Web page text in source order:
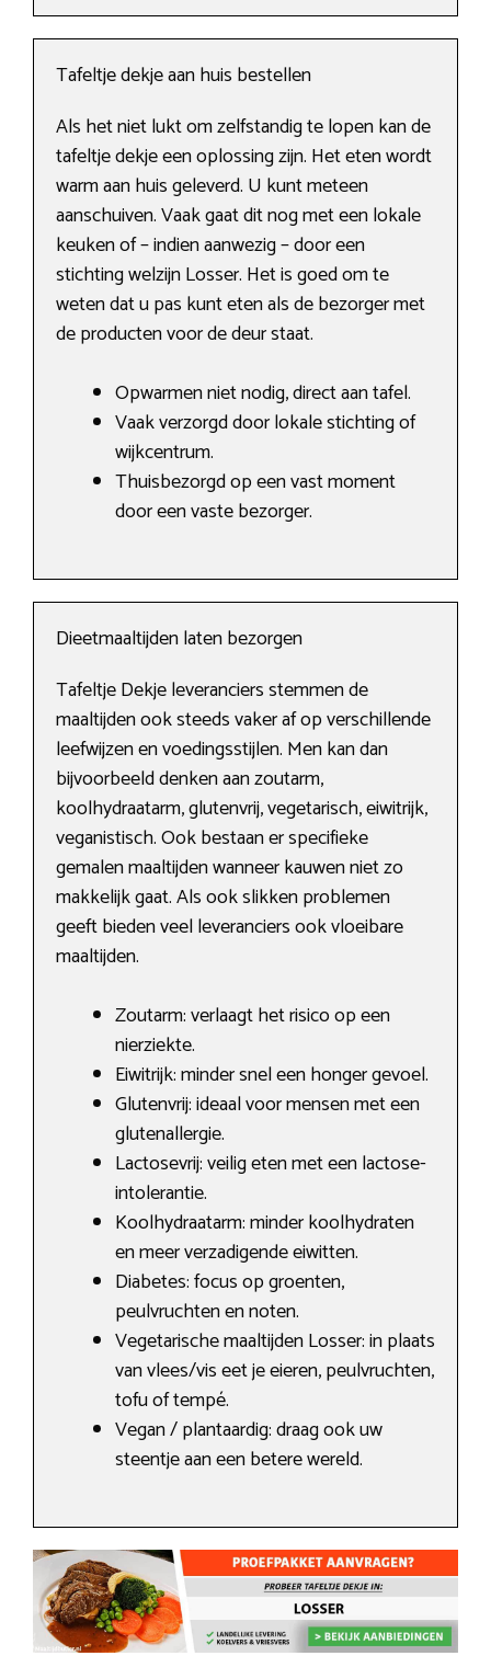
Tafeltje dekje aan huis bestellen
Als het niet lukt om zelfstandig te lopen kan de
tafeltje dekje een oplossing zijn. Het eten wordt
warm aan huis geleverd. U kunt meteen
aanschuiven. Vaak gaat dit nog met een lokale
keuken of – indien aanwezig – door een
stichting welzijn Losser. Het is goed om te
weten dat u pas kunt eten als de bezorger met
de producten voor de deur staat.
Opwarmen niet nodig, direct aan tafel.
Vaak verzorgd door lokale stichting of
wijkcentrum.
Thuisbezorgd op een vast moment
door een vaste bezorger.
Dieetmaaltijden laten bezorgen
Tafeltje Dekje leveranciers stemmen de
maaltijden ook steeds vaker af op verschillende
leefwijzen en voedingsstijlen. Men kan dan
bijvoorbeeld denken aan zoutarm,
koolhydraatarm, glutenvrij, vegetarisch, eiwitrijk,
veganistisch. Ook bestaan er specifieke
gemalen maaltijden wanneer kauwen niet zo
makkelijk gaat. Als ook slikken problemen
geeft bieden veel leveranciers ook vloeibare
maaltijden.
Zoutarm: verlaagt het risico op een
nierziekte.
Eiwitrijk: minder snel een honger gevoel.
Glutenvrij: ideaal voor mensen met een
glutenallergie.
Lactosevrij: veilig eten met een lactose-
intolerantie.
Koolhydraatarm: minder koolhydraten
en meer verzadigende eiwitten.
Diabetes: focus op groenten,
peulvruchten en noten.
Vegetarische maaltijden Losser: in plaats
van vlees/vis eet je eieren, peulvruchten,
tofu of tempé.
Vegan / plantaardig: draag ook uw
steentje aan een betere wereld.